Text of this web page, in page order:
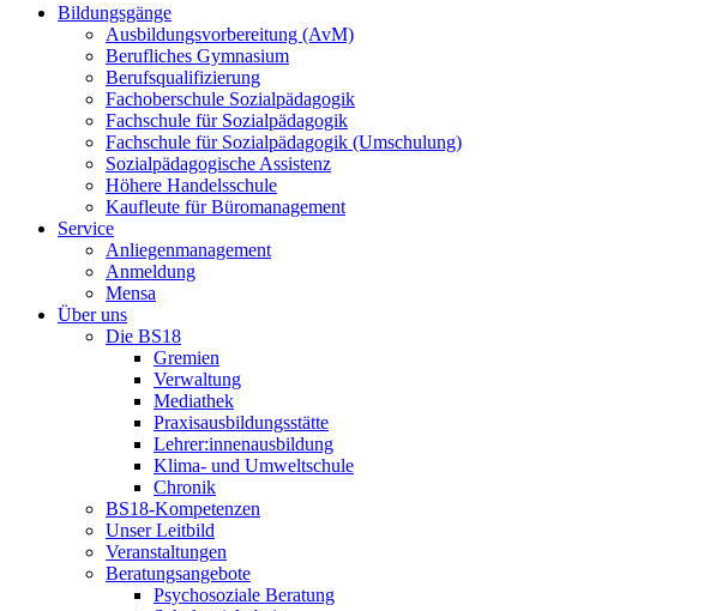
Bildungsgänge
Ausbildungsvorbereitung (AvM)
Berufliches Gymnasium
Berufsqualifizierung
Fachoberschule Sozialpädagogik
Fachschule für Sozialpädagogik
Fachschule für Sozialpädagogik (Umschulung)
Sozialpädagogische Assistenz
Höhere Handelsschule
Kaufleute für Büromanagement
Service
Anliegenmanagement
Anmeldung
Mensa
Über uns
Die BS18
Gremien
Verwaltung
Mediathek
Praxisausbildungsstätte
Lehrer:innenausbildung
Klima- und Umweltschule
Chronik
BS18-Kompetenzen
Unser Leitbild
Veranstaltungen
Beratungsangebote
Psychosoziale Beratung